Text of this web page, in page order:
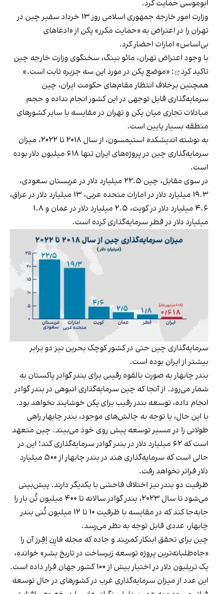
ابوموسی حمایت کرد.
وزارت امور خارجه جمهوری اسلامی روز ۱۳ خرداد سفیر چین در
تهران را در اعتراض به «حمایت مکرر» پکن از «ادعاهای
بی‌اساس» امارات احضار کرد.
با وجود اعتراض تهران، مائو نینگ، سخنگوی وزارت خارجه چین
تاکید کرد
: «موضع پکن در مورد این سه جزیره ثابت است.»
همچنین برخلاف انتظار مقام‌های حکومت ایران، چین
سرمایه‌گذاری قابل توجهی در این کشور انجام نداده و حجم
مبادلات تجاری میان پکن و تهران در مقایسه با سایر کشورهای
منطقه بسیار پایین است.
به نوشته اندیشکده استیمسون، از سال ۲۰۱۸ تا ۲۰۲۲، میزان
سرمایه‌گذاری چین در پروژه‌های ایران تنها ۶۱۸ میلیون دلار بوده
است.
در سوی مقابل، چین ۲۲.۵ میلیارد دلار در عربستان سعودی،
۱۹.۳ میلیارد دلار در امارات متحده عربی، ۱۳ میلیارد دلار در عراق،
۴.۶ میلیارد دلار در کویت، ۲.۵ میلیارد دلار در عمان و ۱.۸
میلیارد دلار در قطر سرمایه‌گذاری کرده است.
سرمایه‌گذاری چین حتی در کشور کوچک بحرین نیز دو برابر
بیشتر از ایران بوده است.
بندر چابهار به صورت بالقوه رقیبی برای بندر گوادر پاکستان به
شمار می‌رود. از آنجا که چین سرمایه‌گذاری انبوهی در بندر گوادر
انجام داده، توسعه بندر رقیب برای پکن خوشایند نخواهد بود.
با این حال، با توجه به چالش‌های موجود، بندر چابهار راهی
طولانی را در مسیر توسعه پیش روی خود می‌بیند. چین متعهد
است که ۶۲ میلیارد دلار در بندر گوادر سرمایه‌گذاری کند؛ این در
حالی است که سرمایه‎‌گذاری هند در بندر چابهار از ۵۰۰ میلیارد
دلار فراتر نخواهد رفت.
ظرفیت دو بندر نیز اختلاف فاحشی با یکدیگر دارند. پیش‌بینی
می‌شود تا سال ۲۰۲۳، بندر گوادر سالانه تا ۴۰۰ میلیون تُن بار را
جابه‌جا کند که در مقایسه با ظرفیت ۱۰ تا ۱۲ میلیون تُنی بندر
چابهار، عددی قابل توجه به نظر می‌رسد.
چین برای تحقق ابتکار کمربند و جاده که مجله فارِن اِفِرز آن را
«جاه‌طلبانه‌‎ترین پروژه توسعه زیرساخت در تاریخ بشر» خوانده،
یک تریلیون دلار در اختیار بیش از ۱۰۰ کشور جهان قرار داده است.
این عدد از میزان سرمایه‌گذاری غرب در کشورهای در حال توسعه